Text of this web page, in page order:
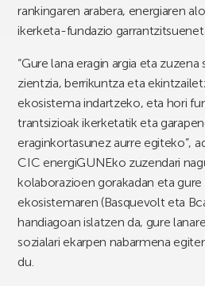
rankingaren arabera, energiaren
ikerketa-fundazio
“Gure lana eragin argia eta
zientzia, berrikuntza eta
ekosistema indartzeko, eta hori
trantsizioak ikerketatik eta
eraginkortasunez aurre egiteko”,
CIC energiGUNEko zuzendari
kolaborazioen gorakadan eta
ekosistemaren (Basquevolt eta
handiagoan islatzen da, gure
sozialari ekarpen nabarmena
du.